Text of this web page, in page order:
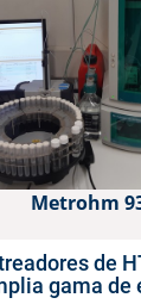
Metrohm
de
gama de